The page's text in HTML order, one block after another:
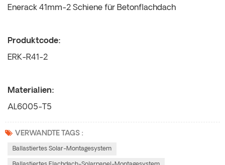
Enerack 41mm-2 Schiene für Betonflachdach
Produktcode:
ERK-R41-2
Materialien:
AL6005-T5
VERWANDTE TAGS :
Ballastiertes Solar-Montagesystem